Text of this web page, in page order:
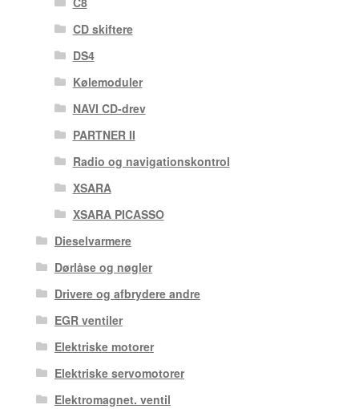
CD skiftere
DS4
Kølemoduler
NAVI CD-drev
PARTNER II
Radio og navigationskontrol
XSARA
XSARA PICASSO
Dieselvarmere
Dørlåse og nøgler
Drivere og afbrydere andre
EGR ventiler
Elektriske motorer
Elektriske servomotorer
Elektromagnet. ventil